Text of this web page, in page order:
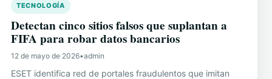
TECNOLOGÍA
Detectan cinco sitios falsos que suplantan a
FIFA para robar datos bancarios
12 de mayo de 2026•admin
ESET identifica red de portales fraudulentos que imitan